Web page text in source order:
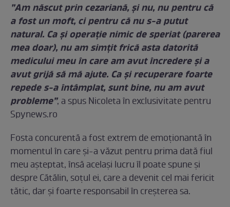
”Am născut prin cezariană, și nu, nu pentru că
a fost un moft, ci pentru că nu s-a putut
natural. Ca și operație nimic de speriat (parerea
mea doar), nu am simțit frică asta datorită
medicului meu în care am avut încredere și a
avut grijă să mă ajute. Ca și recuperare foarte
repede s-a întâmplat, sunt bine, nu am avut
probleme”, a spus Nicoleta în exclusivitate pentru
Spynews.ro
Fosta concurentă a fost extrem de emoționantă în
momentul în care și-a văzut pentru prima dată fiul
meu așteptat, însă același lucru îl poate spune și
despre Cătălin, soțul ei, care a devenit cel mai fericit
tătic, dar și foarte responsabil în creșterea sa.